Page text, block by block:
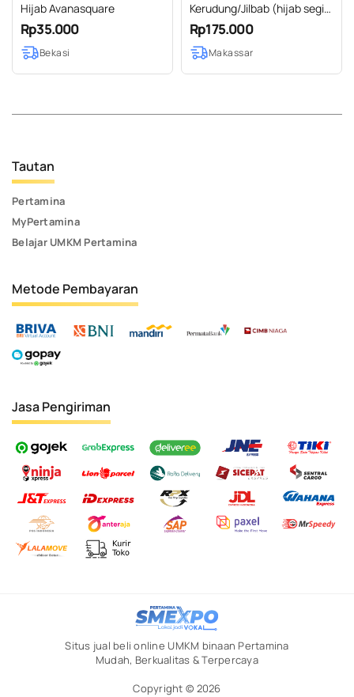
Hijab Avanasquare
Rp35.000
Bekasi
Kerudung/Jilbab (hijab segi
empat) Ecoprint Motif Daun
Rp175.000
Makassar
Tautan
Pertamina
MyPertamina
Belajar UMKM Pertamina
Metode Pembayaran
Jasa Pengiriman
Situs jual beli online UMKM binaan Pertamina
Mudah, Berkualitas & Terpercaya
Copyright © 2026